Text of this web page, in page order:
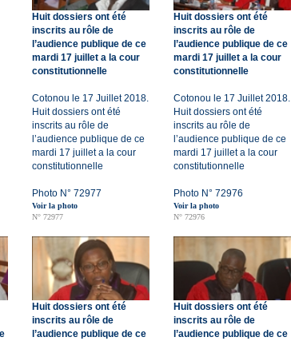
Huit dossiers ont été
inscrits au rôle de
l’audience publique de ce
mardi 17 juillet a la cour
constitutionnelle
Cotonou le 17 Juillet 2018.
Huit dossiers ont été
inscrits au rôle de
l’audience publique de ce
mardi 17 juillet a la cour
constitutionnelle
Photo N° 72977
Voir la photo
N° 72977
Huit dossiers ont été
inscrits au rôle de
l’audience publique de ce
mardi 17 juillet a la cour
constitutionnelle
Cotonou le 17 Juillet 2018.
Huit dossiers ont été
inscrits au rôle de
l’audience publique de ce
mardi 17 juillet a la cour
constitutionnelle
Photo N° 72976
Voir la photo
N° 72976
Huit dossiers ont été
inscrits au rôle de
l’audience publique de ce
Huit dossiers ont été
inscrits au rôle de
l’audience publique de ce